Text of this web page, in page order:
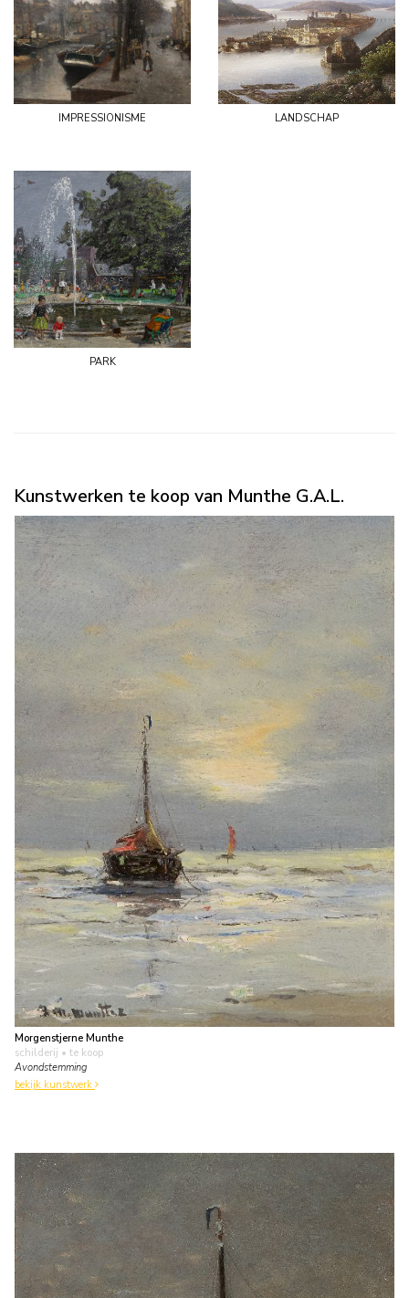
impressionisme landschap
park
Kunstwerken te koop van Munthe G.A.L.
Morgenstjerne Munthe
schilderij • te koop
Avondstemming
bekijk kunstwerk